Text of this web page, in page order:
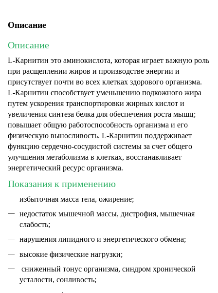
Описание
Описание
L-Карнитин это аминокислота, которая играет важную роль
при расщеплении жиров и производстве энергии и
присутствует почти во всех клетках здорового организма.
L-Карнитин способствует уменьшению подкожного жира
путем ускорения транспортировки жирных кислот и
увеличения синтеза белка для обеспечения роста мышц;
повышает общую работоспособность организма и его
физическую выносливость. L-Карнитин поддерживает
функцию сердечно-сосудистой системы за счет общего
улучшения метаболизма в клетках, восстанавливает
энергетический ресурс организма.
Показания к применению
избыточная масса тела, ожирение;
недостаток мышечной массы, дистрофия, мышечная
слабость;
нарушения липидного и энергетического обмена;
высокие физические нагрузки;
сниженный тонус организма, синдром хронической
усталости, сонливость;